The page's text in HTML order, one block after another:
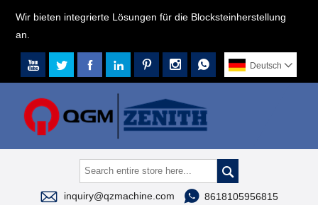
Wir bieten integrierte Lösungen für die Blocksteinherstellung
an.
       Deutsch 

 inquiry@qzmachine.com  8618105956815